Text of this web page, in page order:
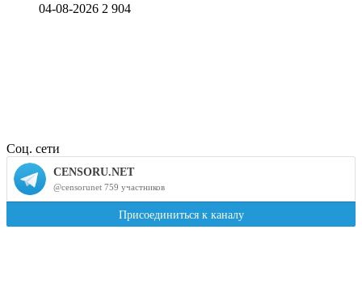
04-08-2026 2 904
Соц. сети